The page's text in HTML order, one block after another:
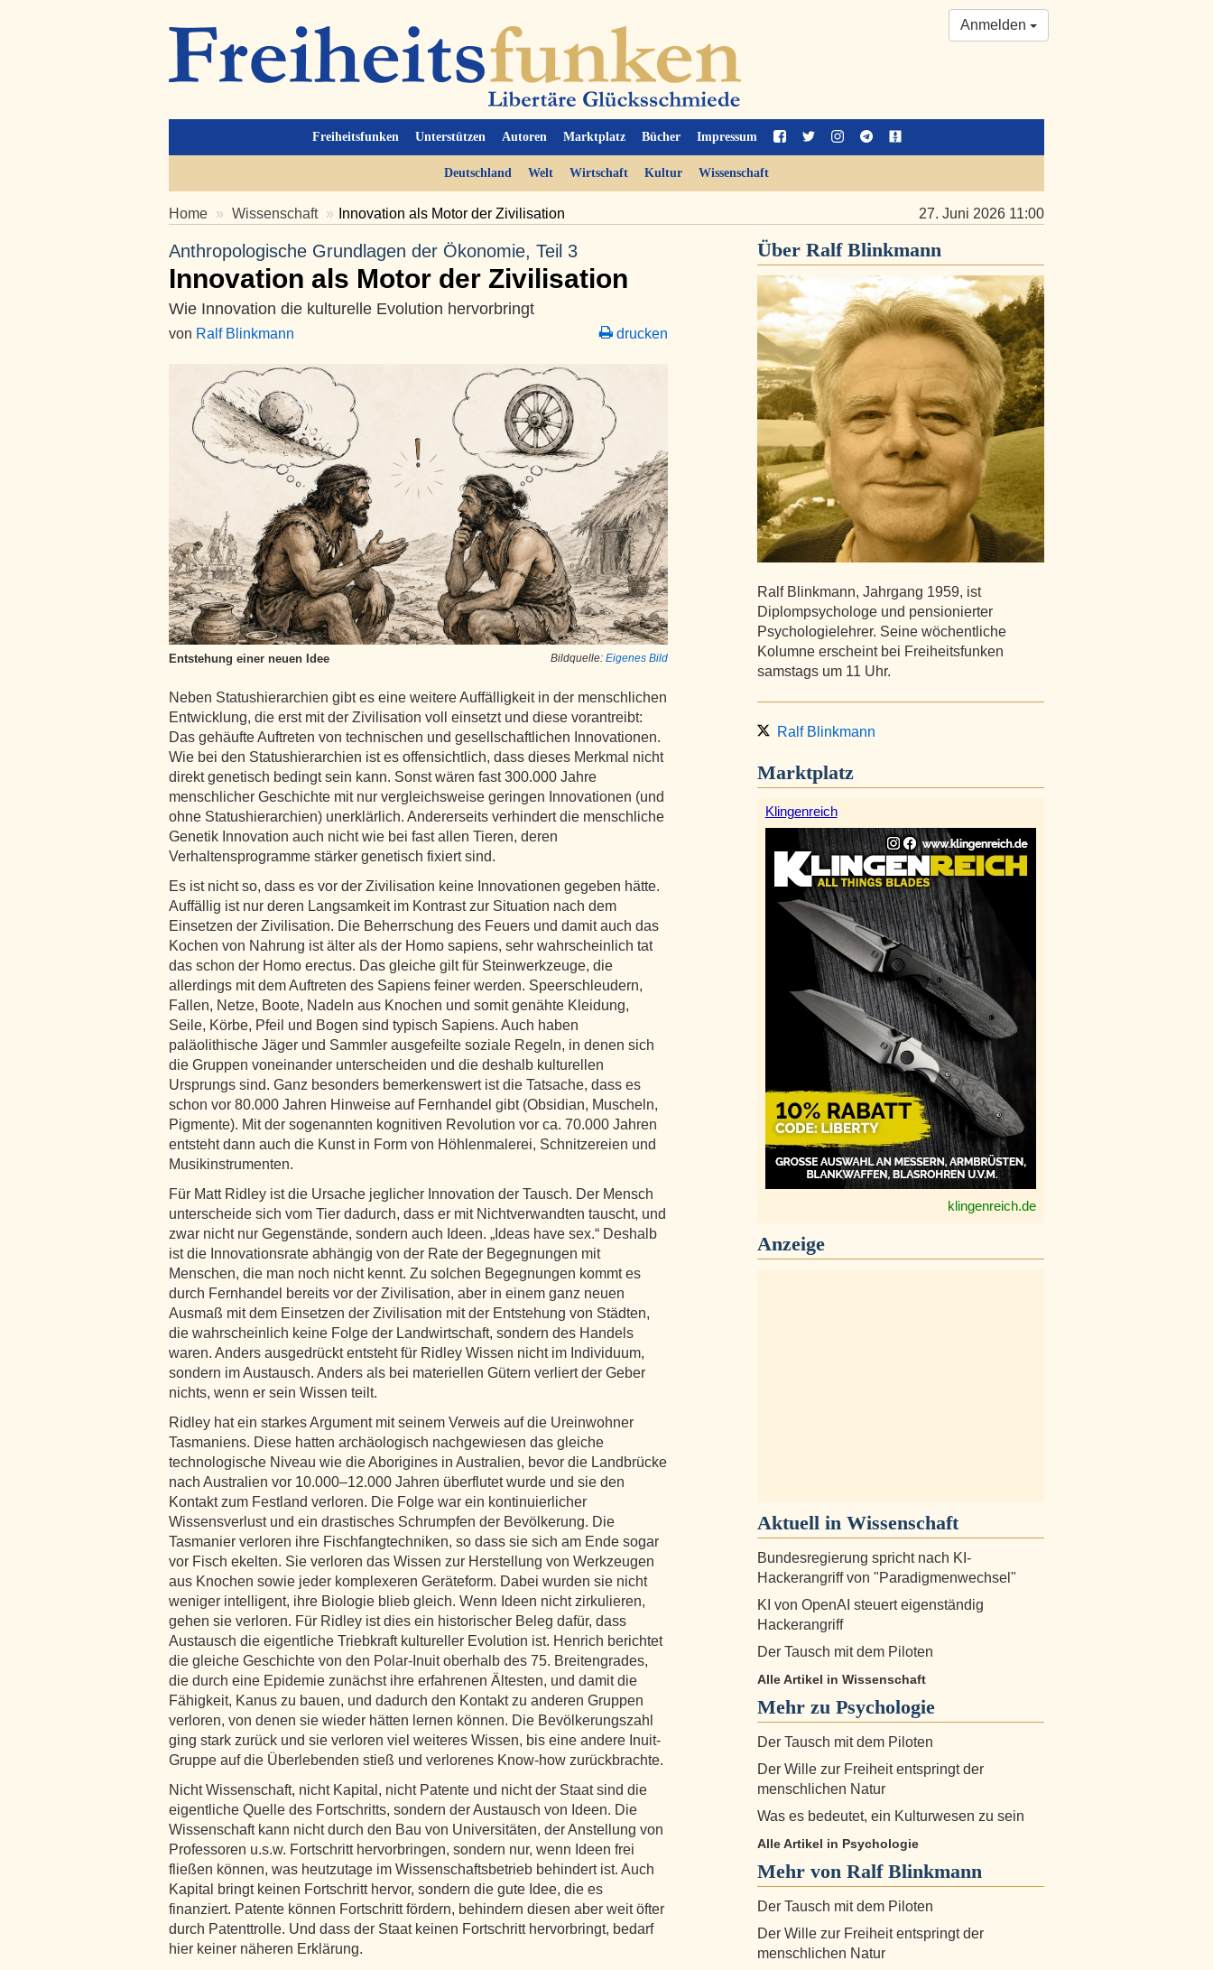
Freiheitsfunken Unterstützen Autoren Marktplatz Bücher Impressum
Anmelden
Deutschland Welt Wirtschaft Kultur Wissenschaft
Home Wissenschaft Innovation als Motor der Zivilisation 27. Juni 2026 11:00
Anthropologische Grundlagen der Ökonomie, Teil 3
Innovation als Motor der Zivilisation
Wie Innovation die kulturelle Evolution hervorbringt
von Ralf Blinkmann drucken
Bildquelle:Eigenes Bild
Entstehung einer neuen Idee
Neben Statushierarchien gibt es eine weitere Auffälligkeit in der menschlichen
Entwicklung, die erst mit der Zivilisation voll einsetzt und diese vorantreibt:
Das gehäufte Auftreten von technischen und gesellschaftlichen Innovationen.
Wie bei den Statushierarchien ist es offensichtlich, dass dieses Merkmal nicht
direkt genetisch bedingt sein kann. Sonst wären fast 300.000 Jahre
menschlicher Geschichte mit nur vergleichsweise geringen Innovationen (und
ohne Statushierarchien) unerklärlich. Andererseits verhindert die menschliche
Genetik Innovation auch nicht wie bei fast allen Tieren, deren
Verhaltensprogramme stärker genetisch fixiert sind.
Es ist nicht so, dass es vor der Zivilisation keine Innovationen gegeben hätte.
Auffällig ist nur deren Langsamkeit im Kontrast zur Situation nach dem
Einsetzen der Zivilisation. Die Beherrschung des Feuers und damit auch das
Kochen von Nahrung ist älter als der Homo sapiens, sehr wahrscheinlich tat
das schon der Homo erectus. Das gleiche gilt für Steinwerkzeuge, die
allerdings mit dem Auftreten des Sapiens feiner werden. Speerschleudern,
Fallen, Netze, Boote, Nadeln aus Knochen und somit genähte Kleidung,
Seile, Körbe, Pfeil und Bogen sind typisch Sapiens. Auch haben
paläolithische Jäger und Sammler ausgefeilte soziale Regeln, in denen sich
die Gruppen voneinander unterscheiden und die deshalb kulturellen
Ursprungs sind. Ganz besonders bemerkenswert ist die Tatsache, dass es
schon vor 80.000 Jahren Hinweise auf Fernhandel gibt (Obsidian, Muscheln,
Pigmente). Mit der sogenannten kognitiven Revolution vor ca. 70.000 Jahren
entsteht dann auch die Kunst in Form von Höhlenmalerei, Schnitzereien und
Musikinstrumenten.
Für Matt Ridley ist die Ursache jeglicher Innovation der Tausch. Der Mensch
unterscheide sich vom Tier dadurch, dass er mit Nichtverwandten tauscht, und
zwar nicht nur Gegenstände, sondern auch Ideen. „Ideas have sex.“ Deshalb
ist die Innovationsrate abhängig von der Rate der Begegnungen mit
Menschen, die man noch nicht kennt. Zu solchen Begegnungen kommt es
durch Fernhandel bereits vor der Zivilisation, aber in einem ganz neuen
Ausmaß mit dem Einsetzen der Zivilisation mit der Entstehung von Städten,
die wahrscheinlich keine Folge der Landwirtschaft, sondern des Handels
waren. Anders ausgedrückt entsteht für Ridley Wissen nicht im Individuum,
sondern im Austausch. Anders als bei materiellen Gütern verliert der Geber
nichts, wenn er sein Wissen teilt.
Ridley hat ein starkes Argument mit seinem Verweis auf die Ureinwohner
Tasmaniens. Diese hatten archäologisch nachgewiesen das gleiche
technologische Niveau wie die Aborigines in Australien, bevor die Landbrücke
nach Australien vor 10.000–12.000 Jahren überflutet wurde und sie den
Kontakt zum Festland verloren. Die Folge war ein kontinuierlicher
Wissensverlust und ein drastisches Schrumpfen der Bevölkerung. Die
Tasmanier verloren ihre Fischfangtechniken, so dass sie sich am Ende sogar
vor Fisch ekelten. Sie verloren das Wissen zur Herstellung von Werkzeugen
aus Knochen sowie jeder komplexeren Geräteform. Dabei wurden sie nicht
weniger intelligent, ihre Biologie blieb gleich. Wenn Ideen nicht zirkulieren,
gehen sie verloren. Für Ridley ist dies ein historischer Beleg dafür, dass
Austausch die eigentliche Triebkraft kultureller Evolution ist. Henrich berichtet
die gleiche Geschichte von den Polar-Inuit oberhalb des 75. Breitengrades,
die durch eine Epidemie zunächst ihre erfahrenen Ältesten, und damit die
Fähigkeit, Kanus zu bauen, und dadurch den Kontakt zu anderen Gruppen
verloren, von denen sie wieder hätten lernen können. Die Bevölkerungszahl
ging stark zurück und sie verloren viel weiteres Wissen, bis eine andere Inuit-
Gruppe auf die Überlebenden stieß und verlorenes Know-how zurückbrachte.
Nicht Wissenschaft, nicht Kapital, nicht Patente und nicht der Staat sind die
eigentliche Quelle des Fortschritts, sondern der Austausch von Ideen. Die
Wissenschaft kann nicht durch den Bau von Universitäten, der Anstellung von
Professoren u.s.w. Fortschritt hervorbringen, sondern nur, wenn Ideen frei
fließen können, was heutzutage im Wissenschaftsbetrieb behindert ist. Auch
Kapital bringt keinen Fortschritt hervor, sondern die gute Idee, die es
finanziert. Patente können Fortschritt fördern, behindern diesen aber weit öfter
durch Patenttrolle. Und dass der Staat keinen Fortschritt hervorbringt, bedarf
hier keiner näheren Erklärung.
Über Ralf Blinkmann
Ralf Blinkmann, Jahrgang 1959, ist
Diplompsychologe und pensionierter
Psychologielehrer. Seine wöchentliche
Kolumne erscheint bei Freiheitsfunken
samstags um 11 Uhr.
Ralf Blinkmann
Marktplatz
Klingenreich
klingenreich.de
Anzeige
Aktuell in Wissenschaft
Bundesregierung spricht nach KI-
Hackerangriff von "Paradigmenwechsel"
KI von OpenAI steuert eigenständig
Hackerangriff
Der Tausch mit dem Piloten
Alle Artikel in Wissenschaft
Mehr zu Psychologie
Der Tausch mit dem Piloten
Der Wille zur Freiheit entspringt der
menschlichen Natur
Was es bedeutet, ein Kulturwesen zu sein
Alle Artikel in Psychologie
Mehr von Ralf Blinkmann
Der Tausch mit dem Piloten
Der Wille zur Freiheit entspringt der
menschlichen Natur